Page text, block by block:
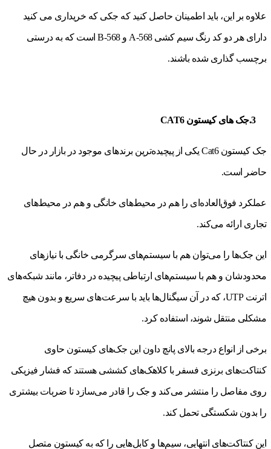
علاوه بر این، باید اطمینان حاصل کنید که جکی که خریداری می کنید
دارای هر دو کد رنگ سیم کشی 568-A و 568-B است که به درستی
برچسب گذاری شده باشند.
3.جک های کیستون CAT6
جک کیستون Cat6 یکی از پیچیده‌ترین برندهای موجود در بازار در حال
حاضر است.
عملکرد فوق‌العاده‌ای را هم در محیط‌های خانگی و هم در محیط‌های
تجاری ارائه می‌کند.
این جک‌ها را می‌توان هم با سیستم‌های سرگرمی خانگی با نیازهای
محدودشان و هم با سیستم‌های ارتباطی پیچیده در دفاتر، مانند شبکه‌های
اترنت UTP، که در آن سیگنال‌ها باید با سرعت‌های سریع و بدون هیچ
مشکلی منتقل شوند، استفاده کرد.
برخی از انواع درجه بالای پانچ داون این جک‌های کیستون حاوی
کنتاکت‌های برنزی فسفر با کلاهک‌های کششی هستند که فشار فیزیکی
روی مفاصل را منتشر می‌کند و جک را قادر می‌سازد تا ضربات بیشتری
را بدون شکستگی تحمل کند.
این کنتاکت‌های انتهایی، سیم‌ها و کابل‌هایی را که به کیستون متصل